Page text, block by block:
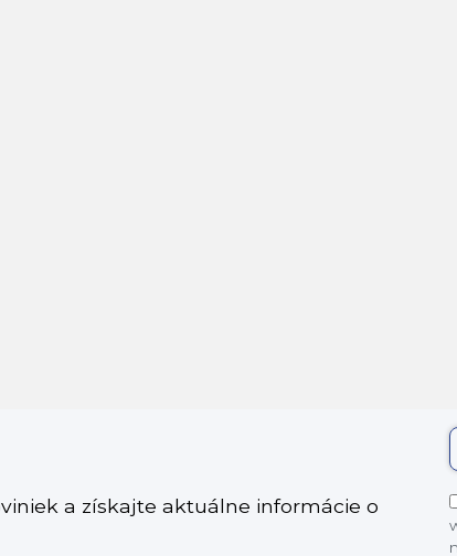
a získajte aktuálne informácie o